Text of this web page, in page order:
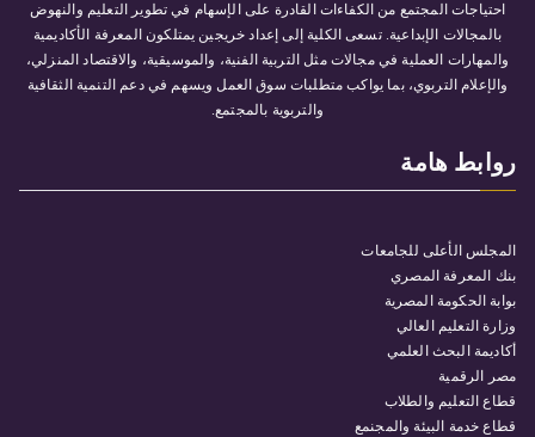
احتياجات المجتمع من الكفاءات القادرة على الإسهام في تطوير التعليم والنهوض
بالمجالات الإبداعية. تسعى الكلية إلى إعداد خريجين يمتلكون المعرفة الأكاديمية
والمهارات العملية في مجالات مثل التربية الفنية، والموسيقية، والاقتصاد المنزلي،
والإعلام التربوي، بما يواكب متطلبات سوق العمل ويسهم في دعم التنمية الثقافية
والتربوية بالمجتمع.
روابط هامة
المجلس الأعلى للجامعات
بنك المعرفة المصري
بوابة الحكومة المصرية
وزارة التعليم العالي
أكاديمة البحث العلمي
مصر الرقمية
قطاع التعليم والطلاب
قطاع خدمة البيئة والمجنمع